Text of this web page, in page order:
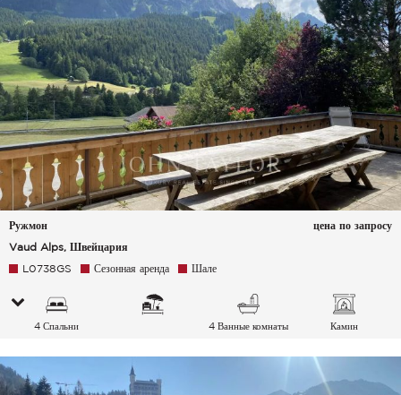
Ружмон
Vaud Alps, Швейцария
цена по запросу
L0738GS Сезонная аренда Шале
4 Спальни 4 Ванные комнаты Камин